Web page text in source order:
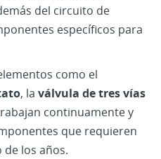
del circuito de
específicos para
como el
, la válvula de tres vías
continuamente y
que requieren
los años.
add_circle_outline
((modalDeleteText))
Crear lista de deseos
productos en su lista
Iniciar sesión